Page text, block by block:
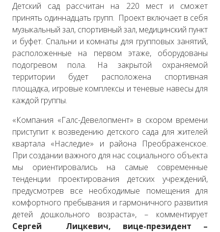
Детский сад рассчитан на 220 мест и сможет
принять одиннадцать групп. Проект включает в себя
музыкальный зал, спортивный зал, медицинский пункт
и буфет. Спальни и комнаты для групповых занятий,
расположенные на первом этаже, оборудованы
подогревом пола. На закрытой охраняемой
территории будет расположена спортивная
площадка, игровые комплексы и теневые навесы для
каждой группы.
«Компания «Галс-Девелопмент» в скором времени
приступит к возведению детского сада для жителей
квартала «Наследие» и района Преображенское.
При создании важного для нас социального объекта
мы ориентировались на самые современные
тенденции проектирования детских учреждений,
предусмотрев все необходимые помещения для
комфортного пребывания и гармоничного развития
детей дошкольного возраста», – комментирует
Сергей Лицкевич, вице-президент –